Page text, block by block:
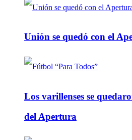
Unión se quedó con el
Los varillenses se
del Apertura